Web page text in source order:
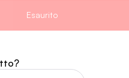
Esaurito